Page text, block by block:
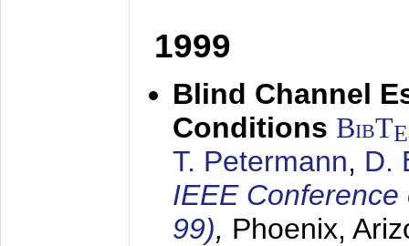
1999
Blind Channel
Conditions BibTE
T. Petermann, D.
IEEE
99), Phoenix,